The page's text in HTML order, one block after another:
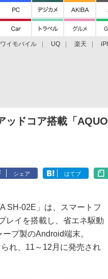
ワイモバイル UQ 楽天
ッドコア搭載「
シェア はてブ
SH-02E」は、スマートフ
レイを搭載し、省エネ駆動
プ製のAndroid端末。
れ、11～12月に発売され